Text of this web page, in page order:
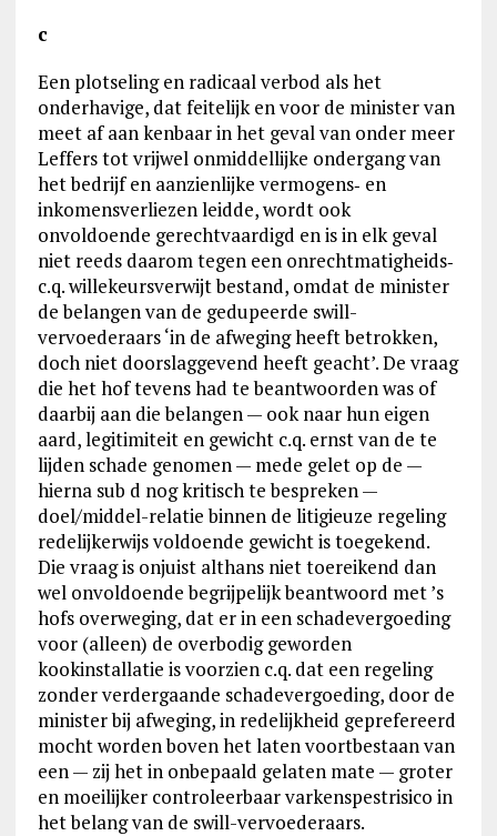
c
Een plotseling en radicaal verbod als het
onderhavige, dat feitelijk en voor de minister van
meet af aan kenbaar in het geval van onder meer
Leffers tot vrijwel onmiddellijke ondergang van
het bedrijf en aanzienlijke vermogens‑ en
inkomensverliezen leidde, wordt ook
onvoldoende gerechtvaardigd en is in elk geval
niet reeds daarom tegen een onrechtmatigheids‑
c.q. willekeursverwijt bestand, omdat de minister
de belangen van de gedupeerde swill-
vervoederaars ‘in de afweging heeft betrokken,
doch niet doorslaggevend heeft geacht’. De vraag
die het hof tevens had te beantwoorden was of
daarbij aan die belangen — ook naar hun eigen
aard, legitimiteit en gewicht c.q. ernst van de te
lijden schade genomen — mede gelet op de —
hierna sub d nog kritisch te bespreken —
doel/middel-relatie binnen de litigieuze regeling
redelijkerwijs voldoende gewicht is toegekend.
Die vraag is onjuist althans niet toereikend dan
wel onvoldoende begrijpelijk beantwoord met ’s
hofs overweging, dat er in een schadevergoeding
voor (alleen) de overbodig geworden
kookinstallatie is voorzien c.q. dat een regeling
zonder verdergaande schadevergoeding, door de
minister bij afweging, in redelijkheid geprefereerd
mocht worden boven het laten voortbestaan van
een — zij het in onbepaald gelaten mate — groter
en moeilijker controleerbaar varkenspestrisico in
het belang van de swill-vervoederaars.